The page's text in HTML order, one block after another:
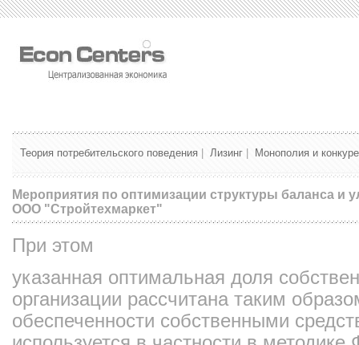
Теория потребительского поведения Лизинг Монополия и
Мероприятия по оптимизации структуры баланса и
ООО "Стройтехмаркет"
При этом
указанная оптимальная доля
организации рассчитана таким
обеспеченности собственными